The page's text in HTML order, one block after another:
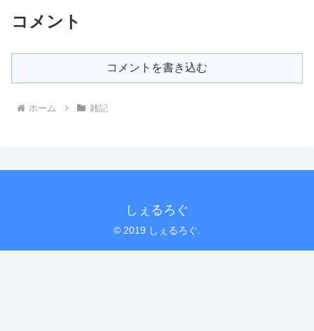
コメント
コメントを書き込む
ホーム 雑記
しぇるろぐ
© 2019 しぇるろぐ.